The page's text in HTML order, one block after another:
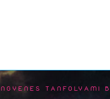
INGYENES TANFOLYAMI